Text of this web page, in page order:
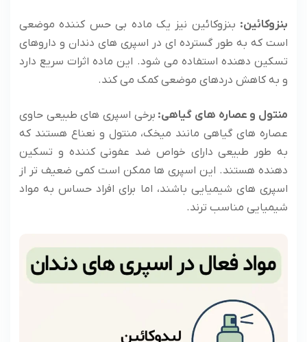
بنزوکائین: بنزوکائین نیز یک ماده بی حس کننده موضعی
است که به طور گسترده ای در اسپری های دندان و داروهای
تسکین دهنده استفاده می شود. این ماده اثرات سریع دارد
و به کاهش دردهای موضعی کمک می کند.
منتول و عصاره های گیاهی: برخی اسپری های طبیعی حاوی
عصاره های گیاهی مانند میخک، منتول و نعناع هستند که
به طور طبیعی دارای خواص ضد عفونی کننده و تسکین
دهنده هستند. این اسپری ها ممکن است کمی ضعیف تر از
اسپری های شیمیایی باشند، اما برای افراد حساس به مواد
شیمیایی مناسب ترند.